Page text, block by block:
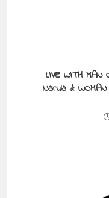
LIVE WITH
Narula &